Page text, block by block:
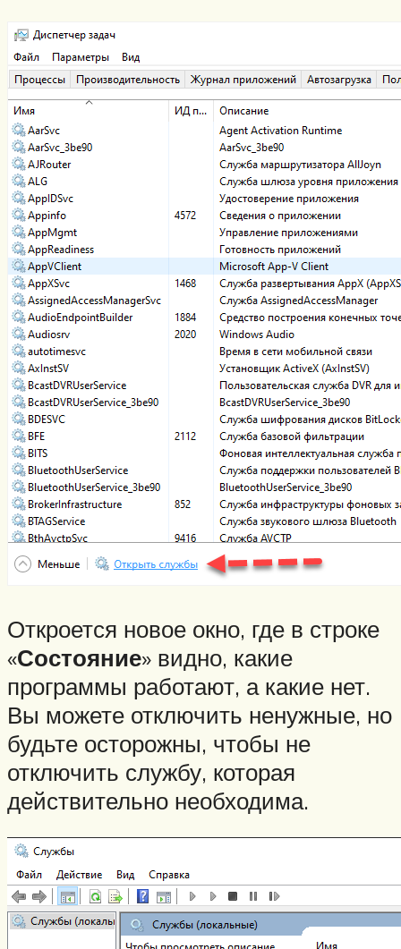
Откроется новое окно, где в строке
«Состояние» видно, какие
программы работают, а какие нет.
Вы можете отключить ненужные, но
будьте осторожны, чтобы не
отключить службу, которая
действительно необходима.